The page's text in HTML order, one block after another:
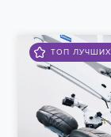
ТОП ЛУЧШИХ